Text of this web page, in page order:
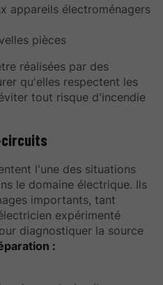
appareils électroménagers
pièces
réalisées par des
qu'elles respectent les
tout risque d'incendie
l'une des situations
le domaine électrique. Ils
importants, tant
expérimenté
diagnostiquer la source
: